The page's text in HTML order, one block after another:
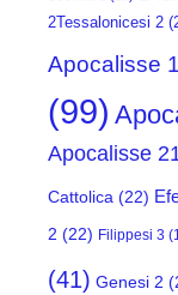
2Tessalonicesi 2
Apocalisse
(99)
Apocalisse
Cattolica (22)
2 (22) Filippesi 3
(41) Genesi 2